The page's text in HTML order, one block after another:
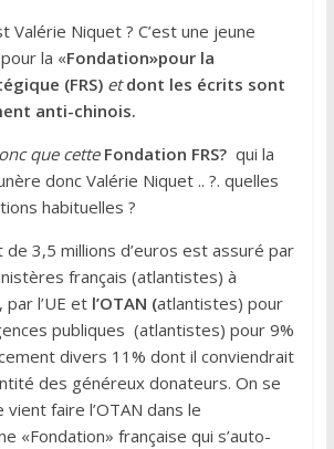
Valérie Niquet ? C’est une jeune
la «Fondation»pour la
(FRS)etdont les écrits sont
anti-chinois.
que cette Fondation FRS? qui la
donc Valérie Niquet .. ?. quelles
habituelles ?
de 3,5 millions d’euros est assuré par
français (atlantistes) à
l’UE et l’OTAN (atlantistes) pour
publiques (atlantistes) pour 9%
divers 11% dont il conviendrait
des généreux donateurs. On se
faire l’OTAN dans le
«Fondation» française qui s’auto-